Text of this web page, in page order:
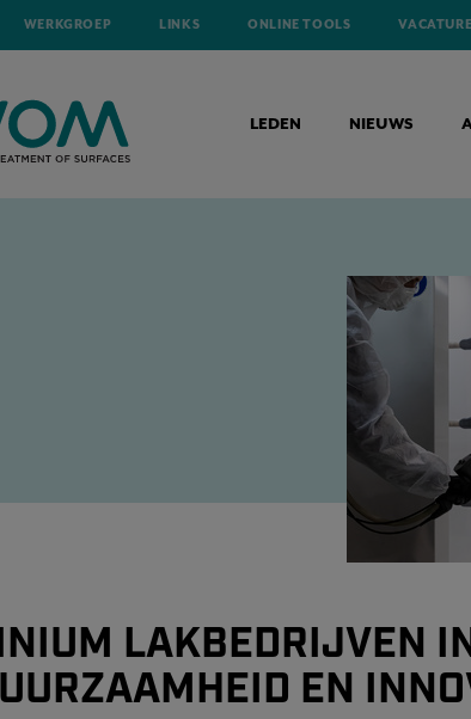
WERKGROEP LINKS ONLINE TOOLS
LEDEN NIEUWS
ARTIKELS ALUMINIUM LAKBEDRIJVEN IN DE FRONTLIJN VAN DUURZAAMHEID
LAKBEDRIJVEN
EN